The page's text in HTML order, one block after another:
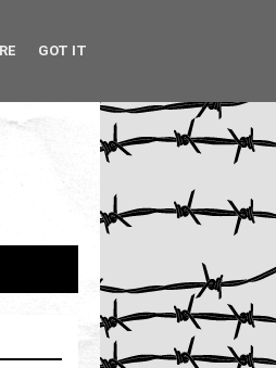
GOT IT